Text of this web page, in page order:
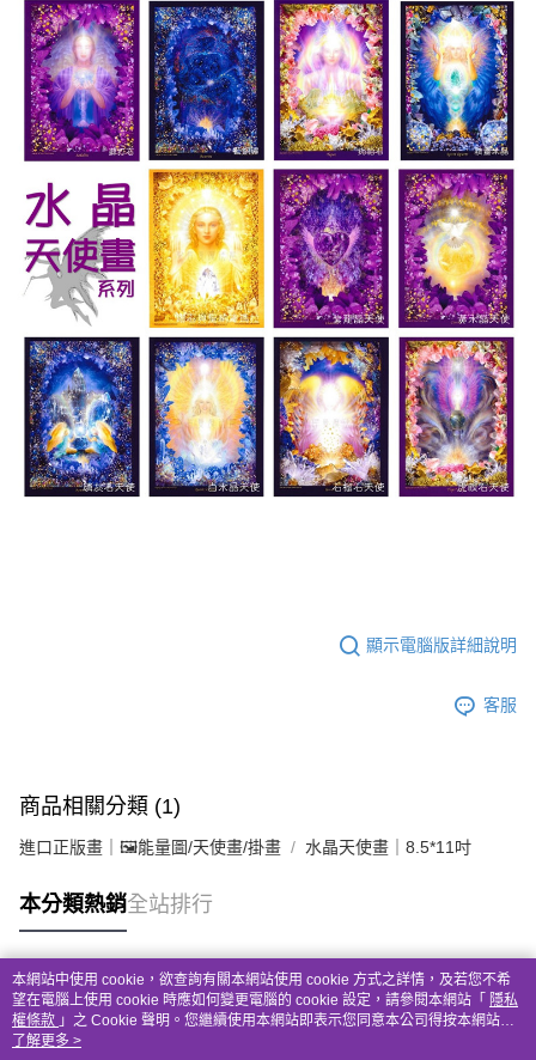
顯示電腦版詳細說明
客服
商品相關分類 (1)
進口正版畫｜🖼️能量圖/天使畫/掛畫 水晶天使畫｜8.5*11吋
本分類熱銷全站排行
熱門標籤
本網站中使用 cookie，欲查詢有關本網站使用 cookie 方式之詳情，及若您不希
望在電腦上使用 cookie 時應如何變更電腦的 cookie 設定，請參閱本網站「 隱私
權條款 」之 Cookie 聲明。您繼續使用本網站即表示您同意本公司得按本網站使
用條款之 Cookie 聲明使用 cookie。
了解更多 >